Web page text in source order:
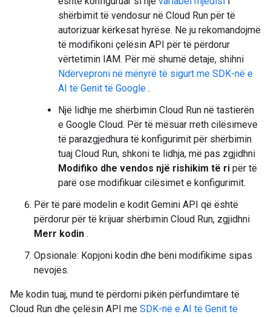
shërbimit të vendosur në Cloud Run për të
autorizuar kërkesat hyrëse. Ne ju rekomandojmë
të modifikoni çelësin API për të përdorur
vërtetimin IAM. Për më shumë detaje, shihni
Ndërveproni në mënyrë të sigurt me SDK-në e
AI të Genit të Google .
Një lidhje me shërbimin Cloud Run në tastierën
e Google Cloud. Për të mësuar rreth cilësimeve
të parazgjedhura të konfigurimit për shërbimin
tuaj Cloud Run, shkoni te lidhja, më pas zgjidhni
Modifiko dhe vendos një rishikim të ri për të
parë ose modifikuar cilësimet e konfigurimit.
Për të parë modelin e kodit Gemini API që është
përdorur për të krijuar shërbimin Cloud Run, zgjidhni
Merr kodin .
Opsionale: Kopjoni kodin dhe bëni modifikime sipas
nevojës.
Me kodin tuaj, mund të përdorni pikën përfundimtare të
Cloud Run dhe çelësin API me SDK-në e AI të Genit të